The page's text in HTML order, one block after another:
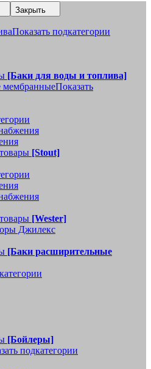
Закрыть
Показать подкатегории
[Баки для воды и топлива]
мембранныеПоказать
[Stout]
[Wester]
Джилекс
[Баки расширительные
[Бойлеры]
подкатегории